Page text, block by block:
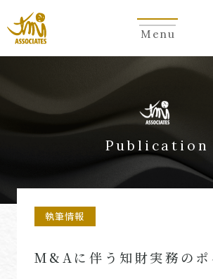
Menu
Publication
執筆情報
M&Aに伴う知財実務のポ